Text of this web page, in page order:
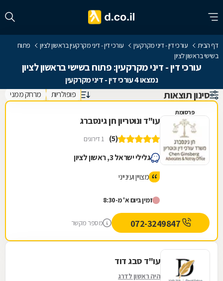
דף הבית עורכי דין - דיני מקרקעין עורכי דין - דיני מקרקעין בראשון לציון
פתוח
בשישי בראשון לציון
עורכי דין - דיני מקרקעין: פתוח בשישי בראשון לציון
נמצאו 4 עורכי דין - דיני מקרקעין
סינון תוצאות פופולריות מרחק ממני
פרסומת
עו"ד ונוטריון חן גינסברג
(5) 1 דירוגים
גלילי ישראל 3, ראשון לציון
מצויין ועינייני
זמין ביום א' מ-8:30
מספר מקשר
עו"ד סבג דוד
היה ראשון לדרג